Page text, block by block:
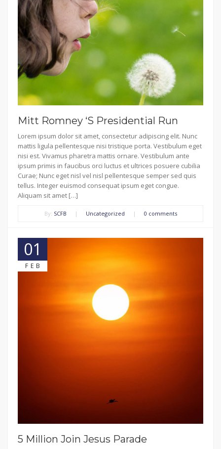
Mitt Romney ‘S Presidential Run
Lorem ipsum dolor sit amet, consectetur adipiscing elit. Nunc
mattis ligula pellentesque nisi tristique porta. Vestibulum eget
nisi est. Vivamus pharetra mattis ornare. Vestibulum ante
ipsum primis in faucibus orci luctus et ultrices posuere cubilia
Curae; Nunc eget nisl vel nisl pellentesque semper sed quis
tellus. Integer euismod consequat ipsum eget congue.
Aliquam sit amet […]
By: SCFB | Uncategorized | 0 comments
01
FEB
5 Million Join Jesus Parade